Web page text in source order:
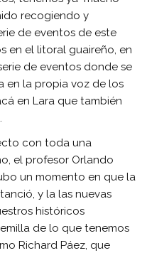
recogiendo y
de eventos de este
en el litoral guaireño, en
de eventos donde se
en la propia voz de los
en Lara que también
con toda una
el profesor Orlando
un momento en que la
y la las nuevas
históricos
de lo que tenemos
Richard Páez, que